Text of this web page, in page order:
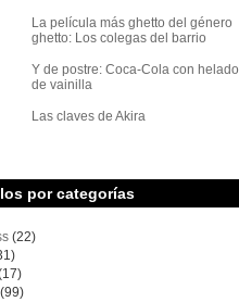
La película más ghetto del género
ghetto: Los colegas del barrio
Y de postre: Coca-Cola con helado
de vainilla
Las claves de Akira
por categorías
(22)